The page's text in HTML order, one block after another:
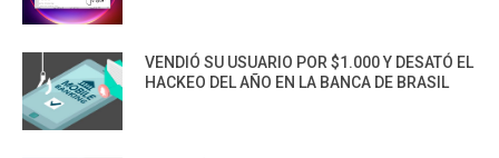
VENDIÓ SU USUARIO POR $1.000 Y DESATÓ EL
HACKEO DEL AÑO EN LA BANCA DE BRASIL